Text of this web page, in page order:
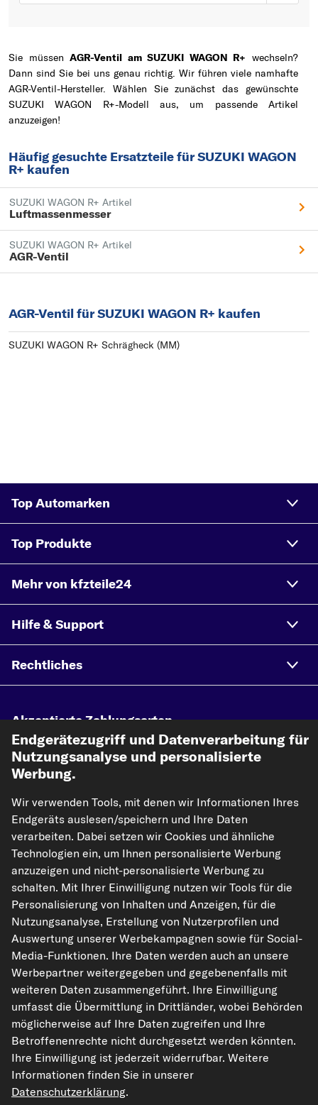
Sie müssenAGR-Ventil am SUZUKI WAGON R+ wechseln?
Dann sind Sie bei uns genau richtig. Wir führen viele namhafte
AGR-Ventil-Hersteller. Wählen Sie zunächst das gewünschte
SUZUKI WAGON R+-Modell aus, um passende Artikel
anzuzeigen!
Häufig gesuchte Ersatzteile für SUZUKI WAGON
R+ kaufen
SUZUKI WAGON R+ Artikel
Luftmassenmesser
SUZUKI WAGON R+ Artikel
AGR-Ventil
AGR-Ventil für SUZUKI WAGON R+ kaufen
SUZUKI WAGON R+ Schrägheck (MM)
Top Automarken
Top Produkte
Mehr von kfzteile24
Hilfe & Support
Rechtliches
Akzeptierte Zahlungsarten
Vorkasse
Unsere Versandpartner
kfzteile24.de carpardoo.nl
carpardoo.fr
carpardoo.dk
Die hier dargestellten Daten, insbesondere die gesamte Datenbank, dürfen
nicht vervielfältigt werden. Die Vervielfältigung und Verbreitung der Daten und
der Datenbank ohne vorherige Einwilligung von TecAlliance und/oder die
Einbeziehung Dritter in solche Aktivitäten ist streng verboten. Jegliche
unautorisierte Nutzung von Inhalten stellt eine Verletzung des Urheberrechts
dar und kann rechtliche Schritte nach sich ziehen.
Endgerätezugriff und Datenverarbeitung für
Nutzungsanalyse und personalisierte
Werbung.
Wir verwenden Tools, mit denen wir Informationen Ihres
Endgeräts auslesen/speichern und Ihre Daten
verarbeiten. Dabei setzen wir Cookies und ähnliche
Technologien ein, um Ihnen personalisierte Werbung
anzuzeigen und nicht-personalisierte Werbung zu
schalten. Mit Ihrer Einwilligung nutzen wir Tools für die
Personalisierung von Inhalten und Anzeigen, für die
Nutzungsanalyse, Erstellung von Nutzerprofilen und
Auswertung unserer Werbekampagnen sowie für Social-
Media-Funktionen. Ihre Daten werden auch an unsere
Werbepartner weitergegeben und gegebenenfalls mit
weiteren Daten zusammengeführt. Ihre Einwilligung
umfasst die Übermittlung in Drittländer, wobei Behörden
möglicherweise auf Ihre Daten zugreifen und Ihre
Betroffenenrechte nicht durchgesetzt werden könnten.
Ihre Einwilligung ist jederzeit widerrufbar. Weitere
Informationen finden Sie in unserer
Datenschutzerklärung.